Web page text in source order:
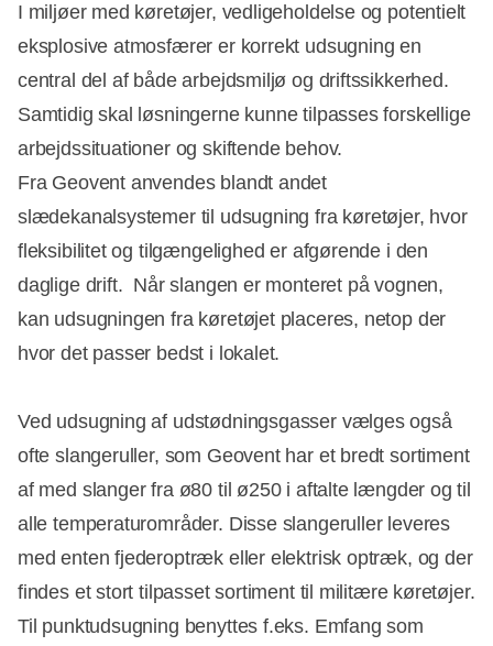
I miljøer med køretøjer, vedligeholdelse og potentielt
eksplosive atmosfærer er korrekt udsugning en
central del af både arbejdsmiljø og driftssikkerhed.
Samtidig skal løsningerne kunne tilpasses forskellige
arbejdssituationer og skiftende behov.
Fra Geovent anvendes blandt andet
slædekanalsystemer til udsugning fra køretøjer, hvor
fleksibilitet og tilgængelighed er afgørende i den
daglige drift. Når slangen er monteret på vognen,
kan udsugningen fra køretøjet placeres, netop der
hvor det passer bedst i lokalet.
Ved udsugning af udstødningsgasser vælges også
ofte slangeruller, som Geovent har et bredt sortiment
af med slanger fra ø80 til ø250 i aftalte længder og til
alle temperaturområder. Disse slangeruller leveres
med enten fjederoptræk eller elektrisk optræk, og der
findes et stort tilpasset sortiment til militære køretøjer.
Til punktudsugning benyttes f.eks. Emfang som